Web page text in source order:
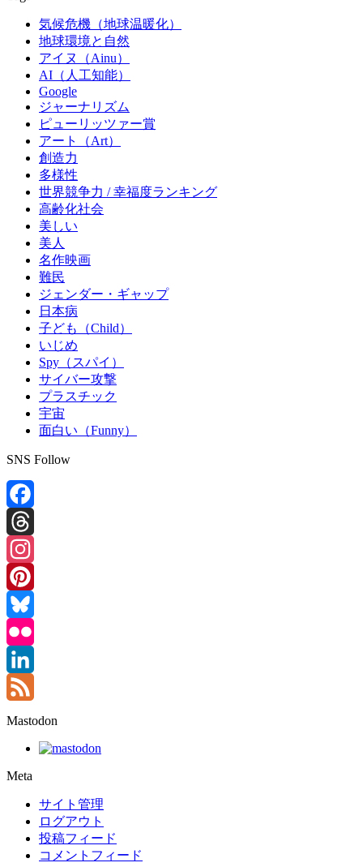
気候危機（地球温暖化）
地球環境と自然
アイヌ（Ainu）
AI（人工知能）
Google
ジャーナリズム
ピューリッツァー賞
アート（Art）
創造力
多様性
世界競争力 / 幸福度ランキング
高齢化社会
美しい
美人
名作映画
難民
ジェンダー・ギャップ
日本病
子ども（Child）
いじめ
Spy（スパイ）
サイバー攻撃
プラスチック
宇宙
面白い（Funny）
SNS Follow
Facebook
Threads
Instagram
Pinterest
Bluesky
Flickr
LinkedIn
Feed
Mastodon
Meta
サイト管理
ログアウト
投稿フィード
コメントフィード